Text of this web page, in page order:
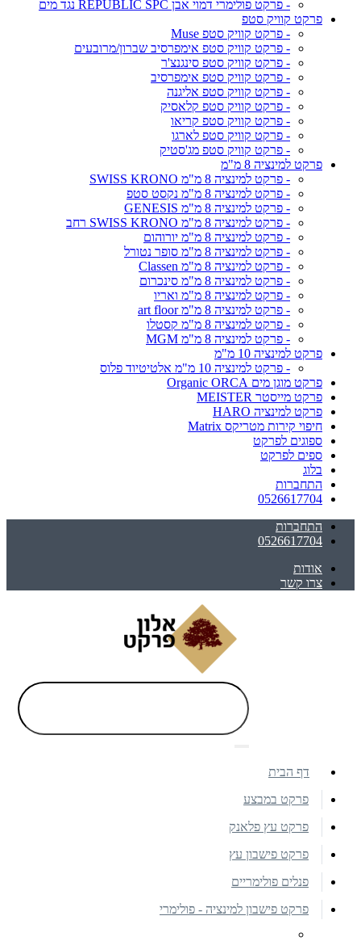
- פרקט פולימרי דמוי אבן REPUBLIC SPC נגד מים
פרקט קוויק סטפ
- פרקט קוויק סטפ Muse
- פרקט קוויק סטפ אימפרסיב שברון/מרובעים
- פרקט קוויק סטפ סינגנצ'ר
- פרקט קוויק סטפ אימפרסיב
- פרקט קוויק סטפ אליגנה
- פרקט קוויק סטפ קלאסיק
- פרקט קוויק סטפ קריאו
- פרקט קוויק סטפ לארגו
- פרקט קוויק סטפ מג'סטיק
פרקט למינציה 8 מ"מ
- פרקט למינציה 8 מ"מ SWISS KRONO
- פרקט למינציה 8 מ"מ נקסט סטפ
- פרקט למינציה 8 מ"מ GENESIS
- פרקט למינציה 8 מ"מ SWISS KRONO רחב
- פרקט למינציה 8 מ"מ יורוהום
- פרקט למינציה 8 מ"מ סופר נטורל
- פרקט למינציה 8 מ"מ Classen
- פרקט למינציה 8 מ"מ סינכרום
- פרקט למינציה 8 מ"מ ואריו
- פרקט למינציה 8 מ"מ art floor
- פרקט למינציה 8 מ"מ קסטלו
- פרקט למינציה 8 מ"מ MGM
פרקט למינציה 10 מ"מ
- פרקט למינציה 10 מ"מ אלטיטיוד פלוס
פרקט מוגן מים Organic ORCA
פרקט מייסטר MEISTER
פרקט למינציה HARO
חיפוי קירות מטריקס Matrix
ספוגים לפרקט
ספים לפרקט
בלוג
התחברות
0526617704
התחברות
0526617704
אודות
צרו קשר
דף הבית
פרקט במבצע
פרקט עץ פלאנק
פרקט פישבון עץ
פנלים פולימריים
פרקט פישבון למינציה - פולימרי